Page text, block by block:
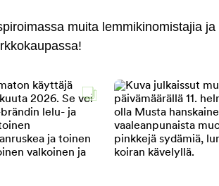
muita lemmikinomistajia